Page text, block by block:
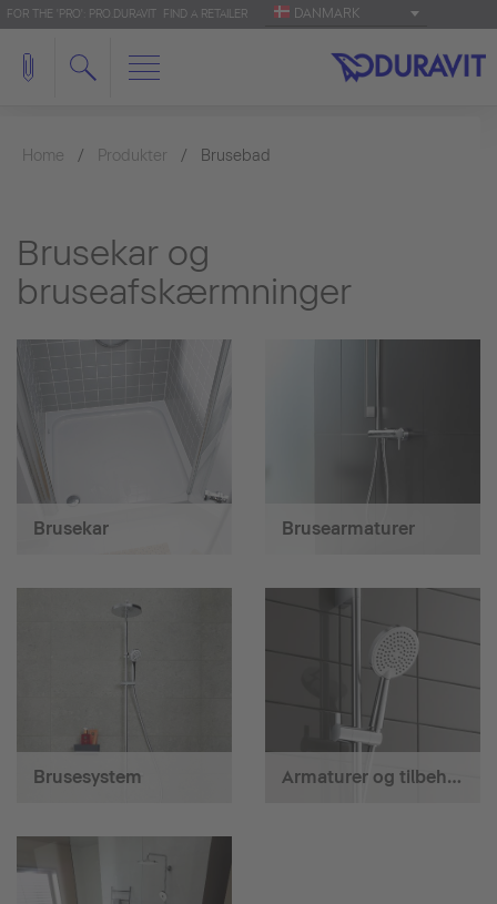
FOR THE 'PRO': PRO.DURAVIT FIND A RETAILER DANMARK
Home Produkter Brusebad
Brusekar og
bruseafskærmninger
Brusekar Brusearmaturer
Brusesystem Armaturer og tilbehør